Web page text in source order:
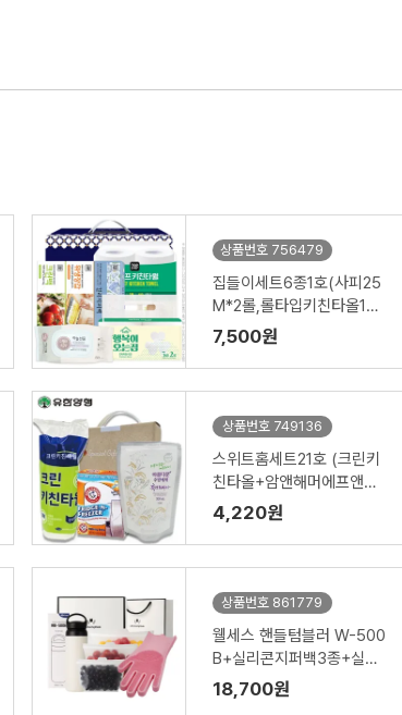
상품번호 756479
집들이세트6종1호(사피25
M*2롤,롤타입키친타올100
매2롤,위생장갑,크린백,컬
러지퍼백,물티슈50매)
7,500원
상품번호 749136
스위트홈세트21호 (크린키
친타올+암앤해머에프앤에
프396.8g+유한양행주방
세제)3종(손잡이고급케이
스)
4,220원
상품번호 861779
웰세스 핸들텀블러 W-500
B+실리콘지퍼백3종+실리
콘 브러시 설거지 수세미 일
체형 고무장갑 1P 세트
18,700원